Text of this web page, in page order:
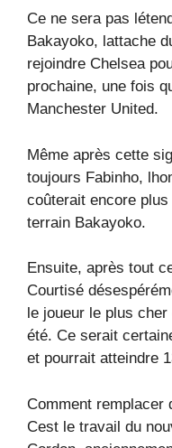
Ce ne sera pas
Bakayoko, lattache
rejoindre Chelsea
prochaine, une fois
Manchester United.
Même après cette
toujours Fabinho,
coûterait encore
terrain Bakayoko.
Ensuite, après tout
Courtisé
le joueur le plus
été. Ce serait
et pourrait atteindre
Comment remplacer
Cest le travail du